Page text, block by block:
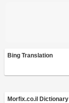
Bing Translation
Morfix.co.il Dictionary